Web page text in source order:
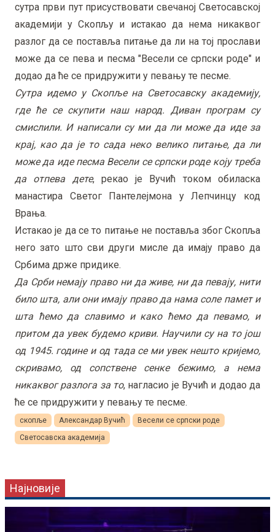
сутра први пут присуствовати свечаној Светосавској
академији у Скопљу и истакао да нема никаквог
разлог да се поставља питање да ли на тој прослави
може да се пева и песма "Весели се српски роде" и
додао да ће се придружити у певању те песме.
Сутра идемо у Скопље на Светосавску академију,
где ће се скупити наш народ. Диван програм су
смислили. И написали су ми да ли може да иде за
крај, као да је то сада неко велико питање, да ли
може да иде песма Весели се српски роде коју треба
да отпева дете, рекао је Вучић током обиласка
манастира Светог Пантелејмона у Лепчинцу код
Врања.
Истакао је да се то питање не поставља због Скопља
него зато што сви други мисле да имају право да
Србима држе придике.
Да Срби немају право ни да живе, ни да певају, нити
било шта, али они имају право да нама соле памет и
шта ћемо да славимо и како ћемо да певамо, и
притом да увек будемо криви. Научили су на то још
од 1945. године и од тада се ми увек нешто кријемо,
скривамо, од сопствене сенке бежимо, а нема
никаквог разлога за то, нагласио је Вучић и додао да
ће се придружити у певању те песме.
скопље Александар Вучић
Весели се српски роде
Светосавскa академијa
Најновије